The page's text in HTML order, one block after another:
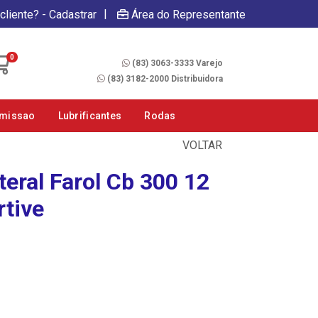
- Cadastrar | Área do Representante
0
(83) 3063-3333 Varejo
(83) 3182-2000 Distribuidora
Lubrificantes Rodas
VOLTAR
Farol Cb 300 12